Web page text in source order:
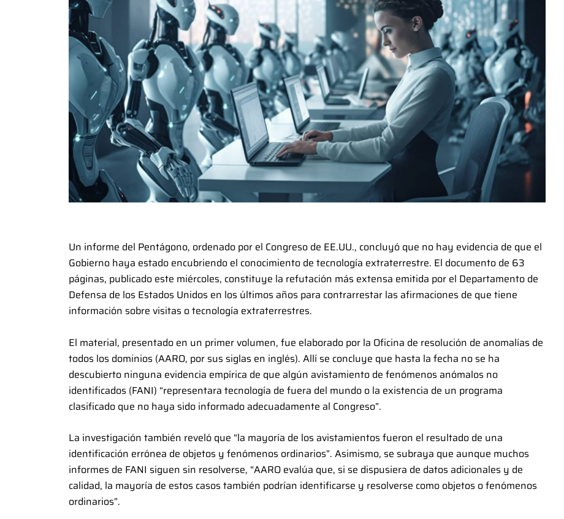
Un informe del Pentágono, ordenado por el Congreso de EE.UU., concluyó que no hay evidencia de que el
Gobierno haya estado encubriendo el conocimiento de tecnología extraterrestre. El documento de 63
páginas, publicado este miércoles, constituye la refutación más extensa emitida por el Departamento de
Defensa de los Estados Unidos en los últimos años para contrarrestar las afirmaciones de que tiene
información sobre visitas o tecnología extraterrestres.
El material, presentado en un primer volumen, fue elaborado por la Oficina de resolución de anomalías de
todos los dominios (AARO, por sus siglas en inglés). Allí se concluye que hasta la fecha no se ha
descubierto ninguna evidencia empírica de que algún avistamiento de fenómenos anómalos no
identificados (FANI) “representara tecnología de fuera del mundo o la existencia de un programa
clasificado que no haya sido informado adecuadamente al Congreso”.
La investigación también reveló que “la mayoría de los avistamientos fueron el resultado de una
identificación errónea de objetos y fenómenos ordinarios”. Asimismo, se subraya que aunque muchos
informes de FANI siguen sin resolverse, “AARO evalúa que, si se dispusiera de datos adicionales y de
calidad, la mayoría de estos casos también podrían identificarse y resolverse como objetos o fenómenos
ordinarios”.